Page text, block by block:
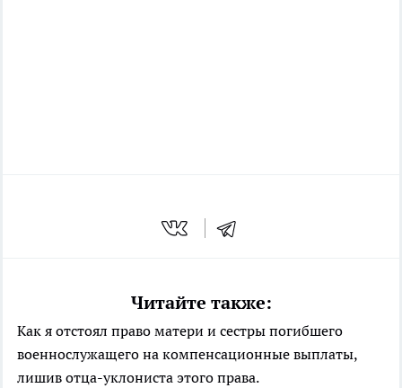
Читайте также:
Как я отстоял право матери и сестры погибшего
военнослужащего на компенсационные выплаты,
лишив отца-уклониста этого права.